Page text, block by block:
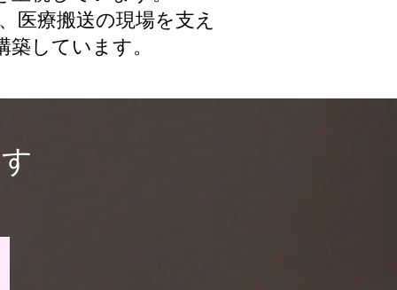
医療搬送の現場を支え
しています。